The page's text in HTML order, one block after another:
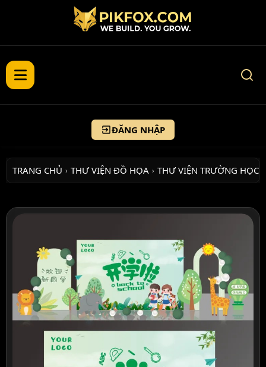
ĐĂNG NHẬP
TRANG CHỦ › THƯ VIỆN ĐỒ HỌA › THƯ VIỆN TRƯỜNG HỌC